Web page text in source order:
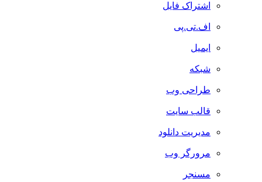
اشتراک فایل
اف.تی.پی
ایمیل
شبکه
طراحی وب
قالب سایت
مدیریت دانلود
مرورگر وب
مسنجر